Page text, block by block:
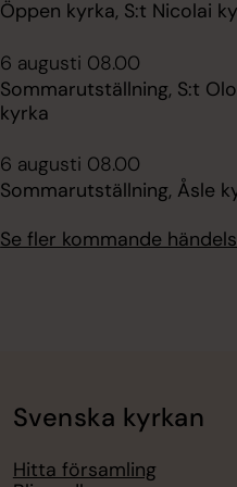
Öppen kyrka, S:t Nicolai
6 augusti 08.00
Sommarutställning, S:t
kyrka
6 augusti 08.00
Sommarutställning, Åsle
Se fler kommande
Svenska kyrkan
Hitta församling